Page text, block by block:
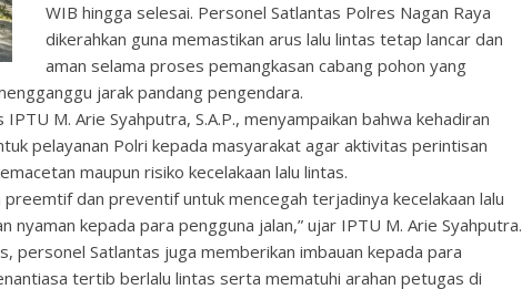
WIB hingga selesai. Personel Satlantas Polres Nagan Raya
dikerahkan guna memastikan arus lalu lintas tetap lancar dan
aman selama proses pemangkasan cabang pohon yang
jarak pandang pengendara.
M. Arie Syahputra, S.A.P., menyampaikan bahwa kehadiran
pelayanan Polri kepada masyarakat agar aktivitas perintisan
maupun risiko kecelakaan lalu lintas.
preemtif dan preventif untuk mencegah terjadinya kecelakaan lalu
nyaman kepada para pengguna jalan,” ujar IPTU M. Arie Syahputra.
personel Satlantas juga memberikan imbauan kepada para
tertib berlalu lintas serta mematuhi arahan petugas di